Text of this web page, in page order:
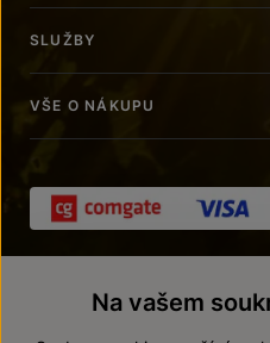
SLUŽBY
VŠE O NÁKUPU
Na vašem